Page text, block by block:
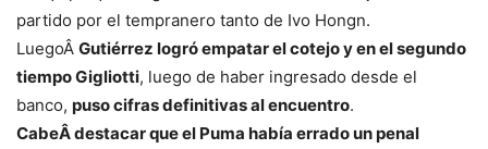
partido por el tempranero tanto de Ivo Hongn.
LuegoÂ Gutiérrez logró empatar el cotejo y en el segundo
tiempo Gigliotti, luego de haber ingresado desde el
banco, puso cifras definitivas al encuentro.
CabeÂ destacar que el Puma había errado un penal